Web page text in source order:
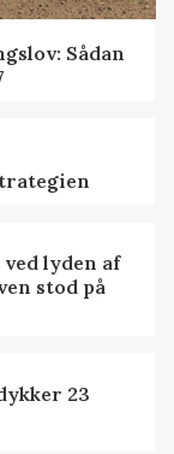
Sådan
ved lyden af
stod på
23